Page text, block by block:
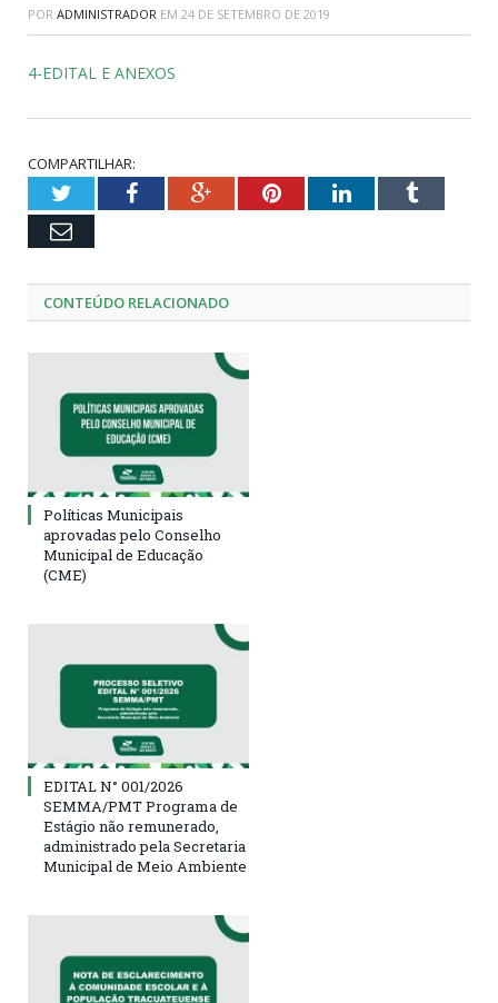
POR ADMINISTRADOR EM 24 DE SETEMBRO DE 2019
4-EDITAL E ANEXOS
COMPARTILHAR:
TwitterFacebookGoogle+PinterestLinkedInTumblr
Email
CONTEÚDO RELACIONADO
Políticas Municipais
aprovadas pelo Conselho
Municipal de Educação
(CME)
EDITAL N° 001/2026
SEMMA/PMT Programa de
Estágio não remunerado,
administrado pela Secretaria
Municipal de Meio Ambiente